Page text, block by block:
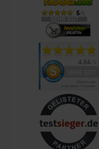
Mit dem Leitsatz „Schöner
unser Ziel, das
angenehm wie möglich zu
EigenmarkenLemodo
genau auf die Bedürfnisse
Diese Marken stehen für
lassen keine Wünsche
Outdoor oder Living.
Kundenzufriedenheit und
Mit einem zentralen